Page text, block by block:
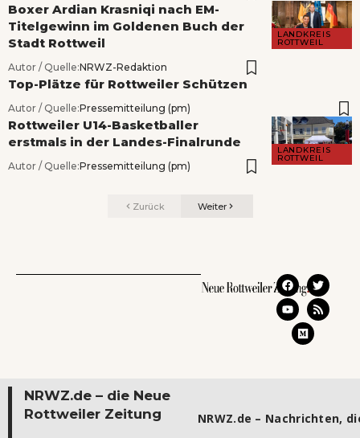
LANDKREIS
ROTTWEIL
Boxer Ardian Krasniqi nach EM-
Titelgewinn im Goldenen Buch der
Stadt Rottweil
Autor / Quelle:NRWZ-Redaktion
Top-Plätze für Rottweiler Schützen
Autor / Quelle:Pressemitteilung (pm)
LANDKREIS
ROTTWEIL
Rottweiler U14-Basketballer
erstmals in der Landes-Finalrunde
Autor / Quelle:Pressemitteilung (pm)
Zurück Weiter
NRWZ.de – die Neue
Rottweiler Zeitung
NRWZ.de – Nachrichten,